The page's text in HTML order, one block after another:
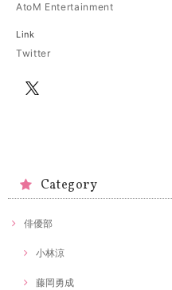
AtoM Entertainment
Link
Twitter
Category
俳優部
小林涼
藤岡勇成